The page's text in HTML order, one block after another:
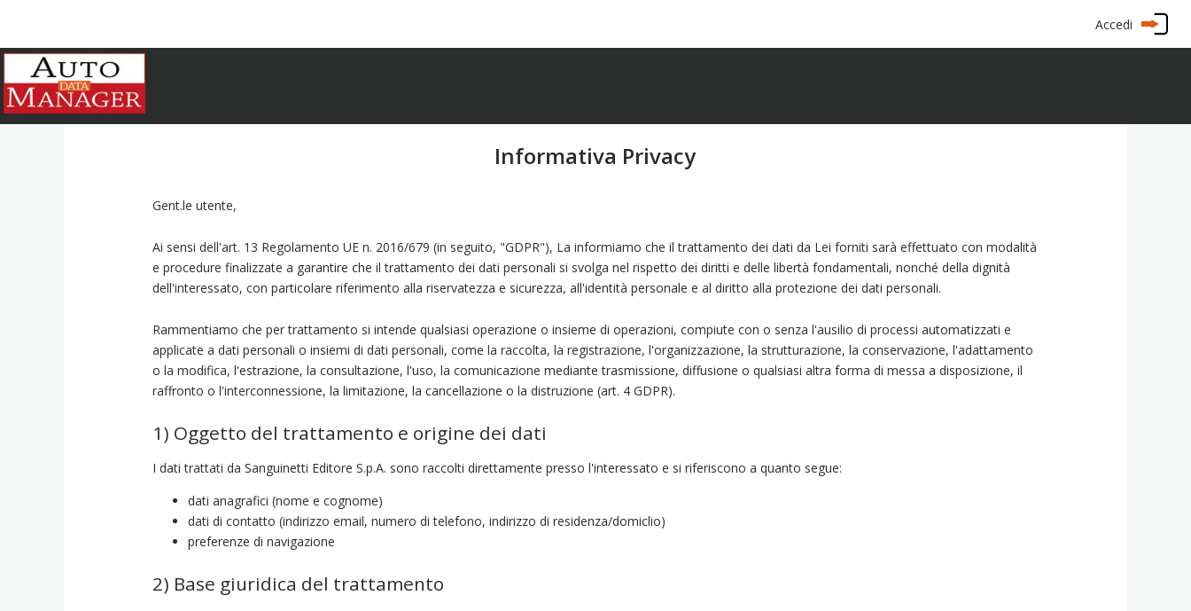
Accedi
Informativa Privacy
Gent.le utente,
Ai sensi dell'art. 13 Regolamento UE n. 2016/679 (in seguito, "GDPR"), La informiamo che il trattamento dei dati da Lei forniti sarà effettuato con modalità
e procedure finalizzate a garantire che il trattamento dei dati personali si svolga nel rispetto dei diritti e delle libertà fondamentali, nonché della dignità
dell'interessato, con particolare riferimento alla riservatezza e sicurezza, all'identità personale e al diritto alla protezione dei dati personali.
Rammentiamo che per trattamento si intende qualsiasi operazione o insieme di operazioni, compiute con o senza l'ausilio di processi automatizzati e
applicate a dati personali o insiemi di dati personali, come la raccolta, la registrazione, l'organizzazione, la strutturazione, la conservazione, l'adattamento
o la modifica, l'estrazione, la consultazione, l'uso, la comunicazione mediante trasmissione, diffusione o qualsiasi altra forma di messa a disposizione, il
raffronto o l'interconnessione, la limitazione, la cancellazione o la distruzione (art. 4 GDPR).
1) Oggetto del trattamento e origine dei dati
I dati trattati da Sanguinetti Editore S.p.A. sono raccolti direttamente presso l'interessato e si riferiscono a quanto segue:
dati anagrafici (nome e cognome)
dati di contatto (indirizzo email, numero di telefono, indirizzo di residenza/domiclio)
preferenze di navigazione
2) Base giuridica del trattamento